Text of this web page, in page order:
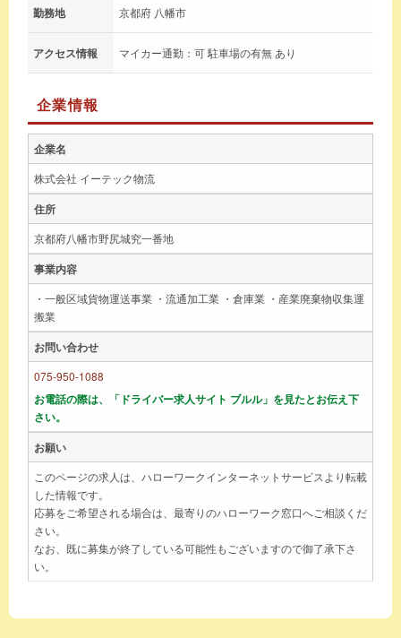
勤務地 京都府 八幡市
アクセス情報 マイカー通勤：可 駐車場の有無 あり
企業情報
企業名
株式会社 イーテック物流
住所
京都府八幡市野尻城究一番地
事業内容
・一般区域貨物運送事業 ・流通加工業 ・倉庫業 ・産業廃棄物収集運
搬業
お問い合わせ
075-950-1088
お電話の際は、「ドライバー求人サイト ブルル」を見たとお伝え下
さい。
お願い
このページの求人は、ハローワークインターネットサービスより転載
した情報です。
応募をご希望される場合は、最寄りのハローワーク窓口へご相談くだ
さい。
なお、既に募集が終了している可能性もございますので御了承下さ
い。